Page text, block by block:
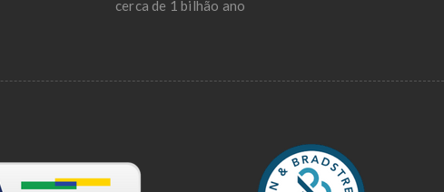
cerca de 1 bilhão ano